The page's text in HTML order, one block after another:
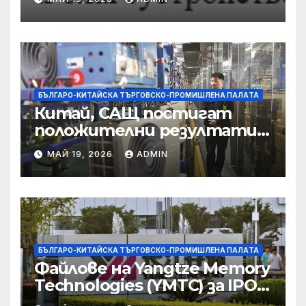
съсредоточи върху
борбата с
корпоративната
престъпност
БЪЛГАРО-КИТАЙСКА ТЪРГОВСКО-ПРОМИШЛЕНА ПАЛAТА
Китай, САЩ постигат
положителни резултати в
икономическите и
търговски консултации:
министерство
МАЙ 19, 2026 ADMIN
БЪЛГАРО-КИТАЙСКА ТЪРГОВСКО-ПРОМИШЛЕНА ПАЛAТА
Файлове на Yangtze Memory
Technologies (YMTC) за IPO